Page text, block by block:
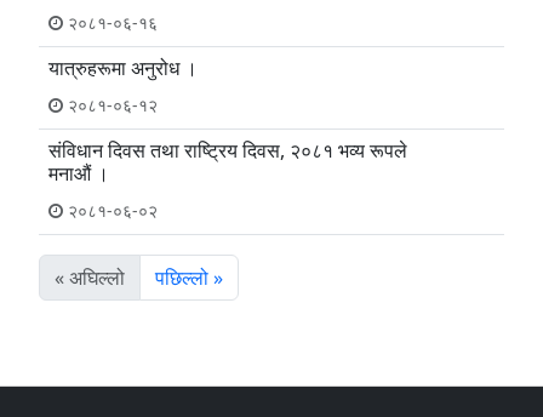
२०८१-०६-१६
यात्रुहरूमा अनुरोध ।
२०८१-०६-१२
संविधान दिवस तथा राष्ट्रिय दिवस, २०८१ भव्य रूपले
मनाऔं ।
२०८१-०६-०२
« अघिल्लो पछिल्लो »